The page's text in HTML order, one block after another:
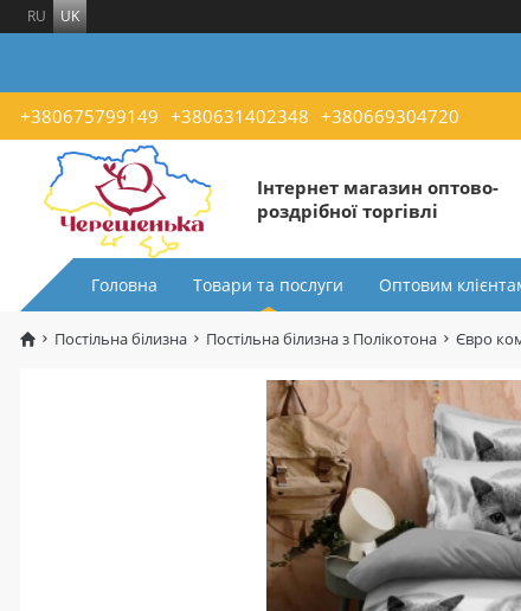
RU UK
+380675799149 +380631402348 +380669304720
Інтернет магазин оптово-
роздрібної торгівлі
Головна Товари та послуги Оптовим
Постільна білизна Постільна білизна з Полікотона Євро